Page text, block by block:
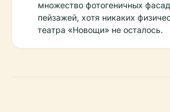
множество фотогеничных
пейзажей, хотя никаких
театра «Новощи» не осталось.